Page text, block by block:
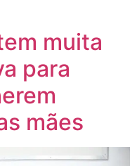
muita
para
mães